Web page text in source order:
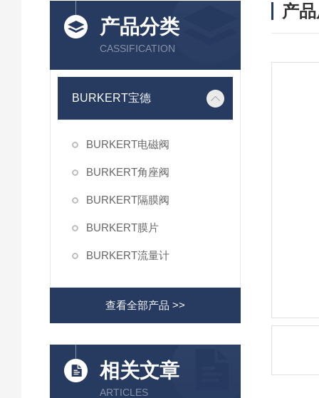
产品分类
CASSIFICATION
BURKERT宝德
BURKERT电磁阀
BURKERT角座阀
BURKERT隔膜阀
BURKERT膜片
BURKERT流量计
查看全部产品 >>
相关文章
ARTICLES
产